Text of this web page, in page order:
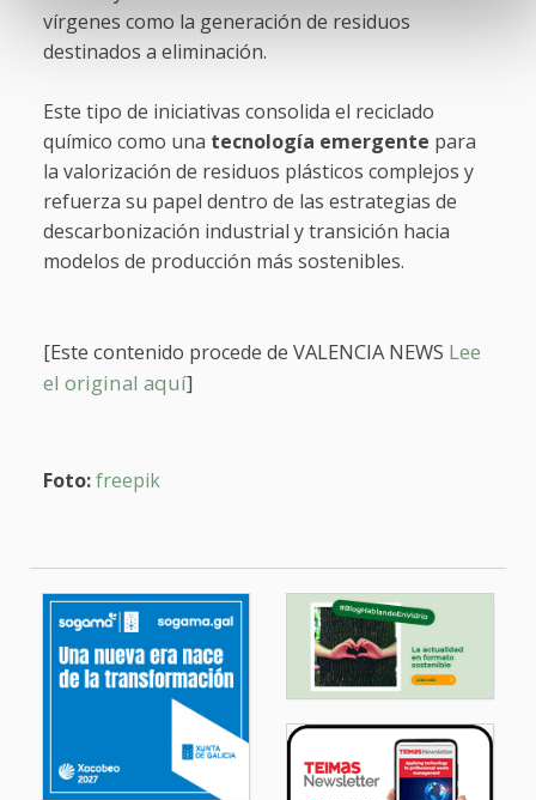
vírgenes como la generación de residuos
destinados a eliminación.
Este tipo de iniciativas consolida el reciclado
químico como una tecnología emergente para
la valorización de residuos plásticos complejos y
refuerza su papel dentro de las estrategias de
descarbonización industrial y transición hacia
modelos de producción más sostenibles.
[Este contenido procede de VALENCIA NEWS Lee
el original aquí]
Foto:freepik